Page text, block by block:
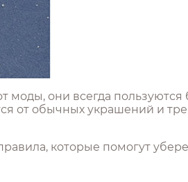
моды, они всегда
от обычных украшений и
которые помогут